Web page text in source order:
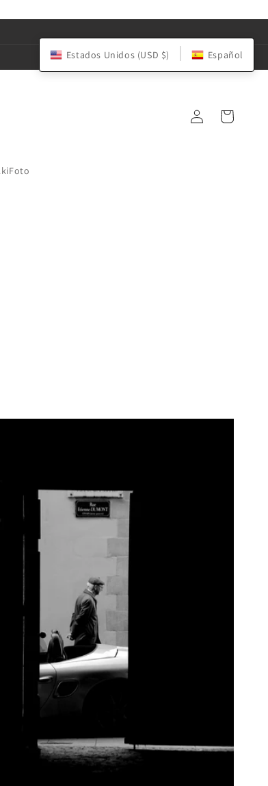
sesión
Carrito
Estados Unidos (USD $) Español